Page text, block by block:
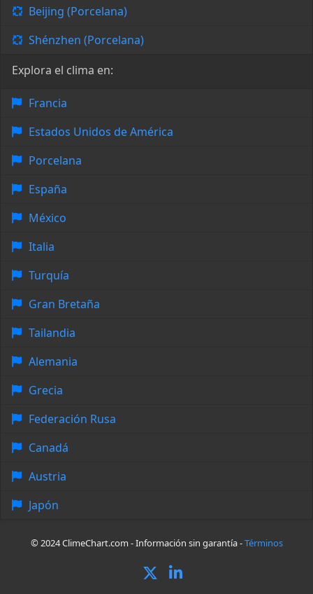
Beijing (Porcelana)
Shénzhen (Porcelana)
Explora el clima en:
Francia
Estados Unidos de América
Porcelana
España
México
Italia
Turquía
Gran Bretaña
Tailandia
Alemania
Grecia
Federación Rusa
Canadá
Austria
Japón
© 2024 ClimeChart.com - Información sin garantía -Términos